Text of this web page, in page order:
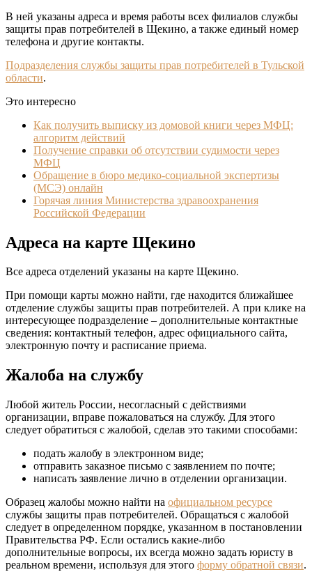
В ней указаны адреса и время работы всех филиалов службы
защиты прав потребителей в Щекино, а также единый номер
телефона и другие контакты.
Подразделения службы защиты прав потребителей в Тульской
области.
Это интересно
Как получить выписку из домовой книги через МФЦ:
алгоритм действий
Получение справки об отсутствии судимости через
МФЦ
Обращение в бюро медико-социальной экспертизы
(МСЭ) онлайн
Горячая линия Министерства здравоохранения
Российской Федерации
Адреса на карте Щекино
Все адреса отделений указаны на карте Щекино.
При помощи карты можно найти, где находится ближайшее
отделение службы защиты прав потребителей. А при клике на
интересующее подразделение – дополнительные контактные
сведения: контактный телефон, адрес официального сайта,
электронную почту и расписание приема.
Жалоба на службу
Любой житель России, несогласный с действиями
организации, вправе пожаловаться на службу. Для этого
следует обратиться с жалобой, сделав это такими способами:
подать жалобу в электронном виде;
отправить заказное письмо с заявлением по почте;
написать заявление лично в отделении организации.
Образец жалобы можно найти на официальном ресурсе
службы защиты прав потребителей. Обращаться с жалобой
следует в определенном порядке, указанном в постановлении
Правительства РФ. Если остались какие-либо
дополнительные вопросы, их всегда можно задать юристу в
реальном времени, используя для этого форму обратной связи.